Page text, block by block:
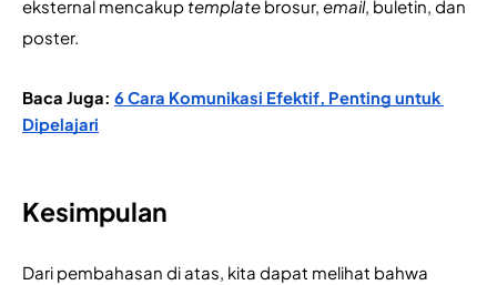
eksternal mencakup template brosur, email, buletin, dan
poster.
Baca Juga: 6 Cara Komunikasi Efektif, Penting untuk
Dipelajari
Kesimpulan
Dari pembahasan di atas, kita dapat melihat bahwa